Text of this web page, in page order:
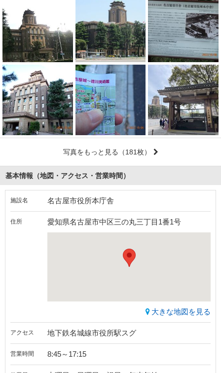
写真をもっと見る （181枚）
基本情報（地図・アクセス・営業時間）
施設名 名古屋市役所本庁舎
住所 愛知県名古屋市中区三の丸三丁目1番1号
大きな地図を見る
アクセス 地下鉄名城線市役所駅スグ
営業時間 8:45～17:15